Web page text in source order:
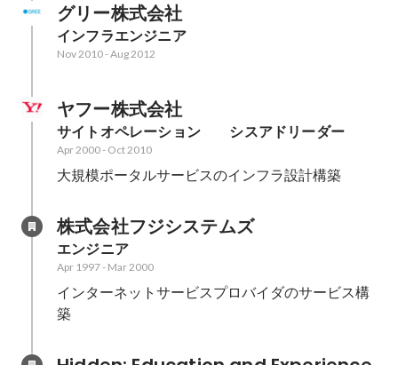
グリー株式会社
インフラエンジニア
Nov 2010-Aug 2012
ヤフー株式会社
サイトオペレーション　　シスアドリーダー
Apr 2000- Oct 2010
大規模ポータルサービスのインフラ設計構築
株式会社フジシステムズ
エンジニア
Apr 1997- Mar 2000
インターネットサービスプロバイダのサービス構
築